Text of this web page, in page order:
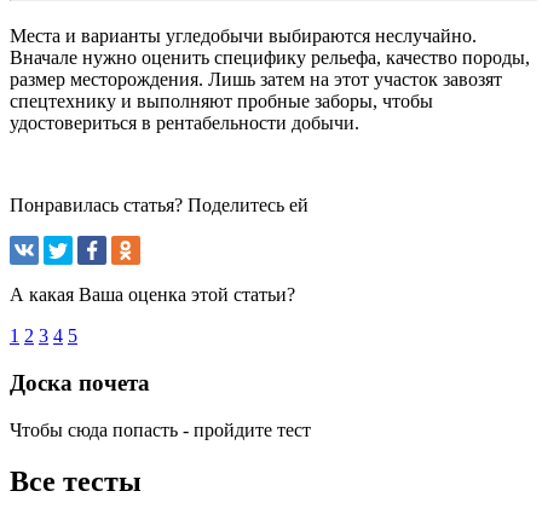
Места и варианты угледобычи выбираются неслучайно.
Вначале нужно оценить специфику рельефа, качество породы,
размер месторождения. Лишь затем на этот участок завозят
спецтехнику и выполняют пробные заборы, чтобы
удостовериться в рентабельности добычи.
Понравилась статья? Поделитесь ей
А какая Ваша оценка этой статьи?
1 2 3 4 5
Доска почета
Чтобы сюда попасть - пройдите тест
Все тесты